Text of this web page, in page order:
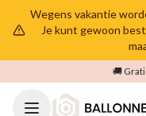
Wegens vakantie
Je kunt gewoon
🚚